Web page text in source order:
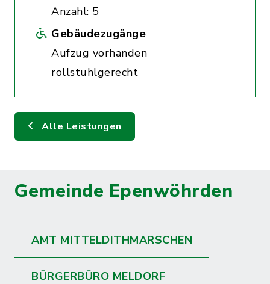
Anzahl: 5
Gebäudezugänge
Aufzug vorhanden
rollstuhlgerecht
Alle Leistungen
Gemeinde Epenwöhrden
AMT MITTELDITHMARSCHEN
BÜRGERBÜRO MELDORF